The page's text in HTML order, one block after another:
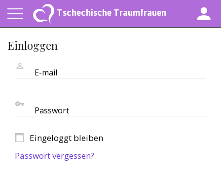
Tschechische Traumfrauen
Einloggen
E-mail
Passwort
Eingeloggt bleiben
Passwort vergessen?